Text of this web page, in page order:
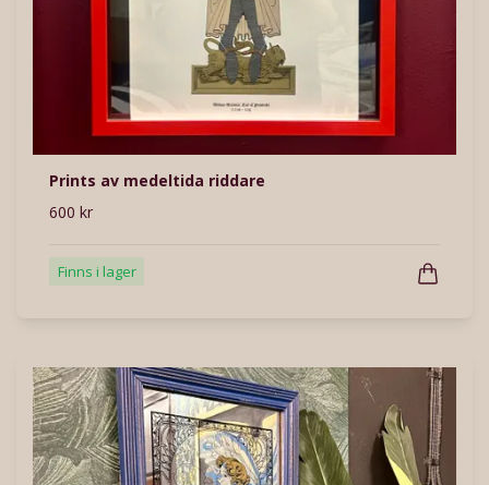
Prints av medeltida riddare
600 kr
Finns i lager